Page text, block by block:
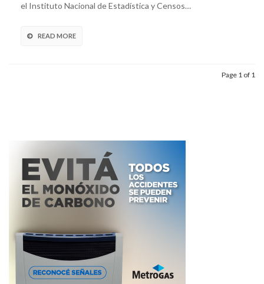
el Instituto Nacional de Estadística y Censos…
READ MORE
Page 1 of 1